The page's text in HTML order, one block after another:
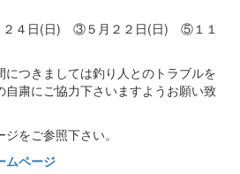
４日(日) ③５月２２日(日) ⑤１１
つきましては釣り人とのトラブルを
粛にご協力下さいますようお願い致
をご参照下さい。
ムページ